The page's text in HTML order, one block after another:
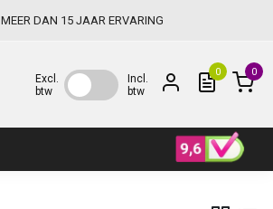
MEER DAN 15 JAAR ERVARING
Excl.
btw
Incl.
btw
0 0